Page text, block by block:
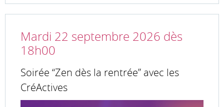
Mardi 22 septembre 2026 dès
18h00
Soirée “Zen dès la rentrée” avec les
CréActives